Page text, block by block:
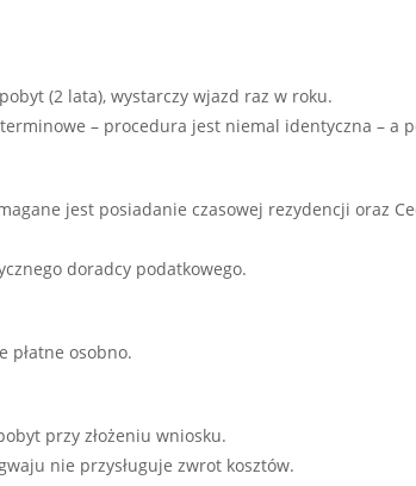
(2 lata), wystarczy wjazd raz w roku.
– procedura jest niemal identyczna – a
jest posiadanie czasowej rezydencji oraz
doradcy podatkowego.
płatne osobno.
przy złożeniu wniosku.
nie przysługuje zwrot kosztów.